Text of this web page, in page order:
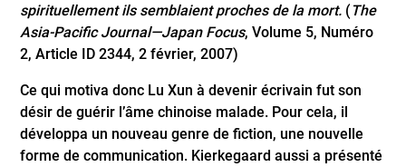
spirituellement ils semblaient proches de la mort. ( The
Asia-Pacific Journal—Japan Focus, Volume 5, Numéro
2, Article ID 2344, 2 février, 2007)
Ce qui motiva donc Lu Xun à devenir écrivain fut son
désir de guérir l’âme chinoise malade. Pour cela, il
développa un nouveau genre de fiction, une nouvelle
forme de communication. Kierkegaard aussi a présenté